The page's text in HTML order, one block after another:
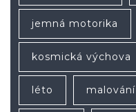
jemná motorika
kosmická výchova
léto malování